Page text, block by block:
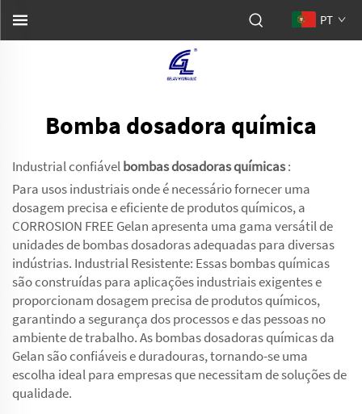
PT
Bomba dosadora química
Industrial confiávelbombas dosadoras químicas:
Para usos industriais onde é necessário fornecer uma
dosagem precisa e eficiente de produtos químicos, a
CORROSION FREE Gelan apresenta uma gama versátil de
unidades de bombas dosadoras adequadas para diversas
indústrias. Industrial Resistente: Essas bombas químicas
são construídas para aplicações industriais exigentes e
proporcionam dosagem precisa de produtos químicos,
garantindo a segurança dos processos e das pessoas no
ambiente de trabalho. As bombas dosadoras químicas da
Gelan são confiáveis e duradouras, tornando-se uma
escolha ideal para empresas que necessitam de soluções de
qualidade.